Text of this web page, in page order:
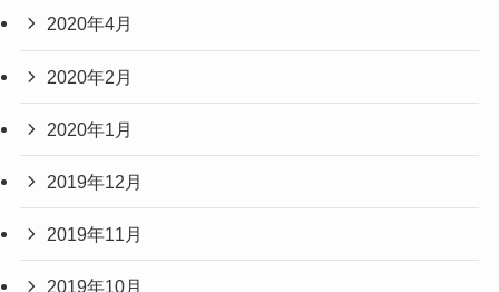
2020年4月
2020年2月
2020年1月
2019年12月
2019年11月
2019年10月